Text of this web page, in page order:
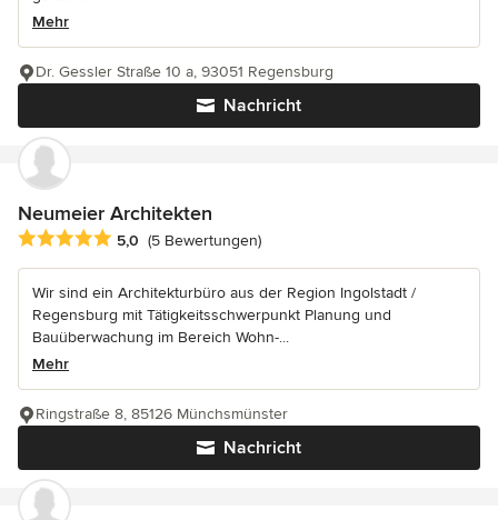
Mehr
Nachricht
Dr. Gessler Straße 10 a, 93051 Regensburg
Neumeier Architekten
Durchschnittliche Bewertung: 5 von 5 Sternen
5,0 (5 Bewertungen)
Wir sind ein Architekturbüro aus der Region Ingolstadt /
Regensburg mit Tätigkeitsschwerpunkt Planung und
Bauüberwachung im Bereich Wohn-...
Mehr
Nachricht
Ringstraße 8, 85126 Münchsmünster